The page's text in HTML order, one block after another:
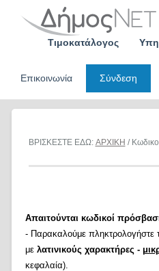
Τιμοκατάλογος
Επικοινωνία
Σύνδεση
ΒΡΙΣΚΕΣΤΕ ΕΔΩ: ΑΡΧΙΚΗ /
Απαιτούνται κωδικοί
- Παρακαλούμε πληκτρολογήστε
με λατινικούς χαρακτήρες -
κεφαλαία).